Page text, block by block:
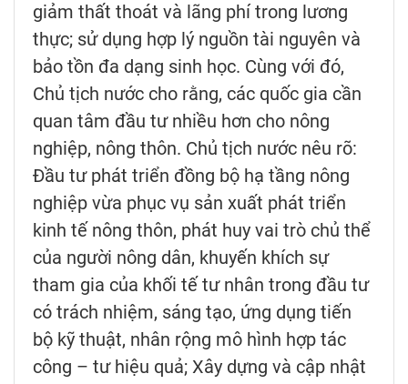
giảm thất thoát và lãng phí trong lương
thực; sử dụng hợp lý nguồn tài nguyên và
bảo tồn đa dạng sinh học. Cùng với đó,
Chủ tịch nước cho rằng, các quốc gia cần
quan tâm đầu tư nhiều hơn cho nông
nghiệp, nông thôn. Chủ tịch nước nêu rõ:
Đầu tư phát triển đồng bộ hạ tầng nông
nghiệp vừa phục vụ sản xuất phát triển
kinh tế nông thôn, phát huy vai trò chủ thể
của người nông dân, khuyến khích sự
tham gia của khối tế tư nhân trong đầu tư
có trách nhiệm, sáng tạo, ứng dụng tiến
bộ kỹ thuật, nhân rộng mô hình hợp tác
công – tư hiệu quả; Xây dựng và cập nhật